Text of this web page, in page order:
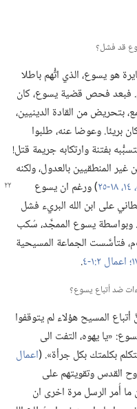
هو يسوع،‏ الذي اتُّهم باطلا
فبعد فحص قضية يسوع،‏ كان
بتحريض من القادة الدينيين،‏
وعوضا عنه،‏ طلبوا
بفتنة وارتكابه جريمة قتل!‏
المنطقيين بالعدول،‏ ولكنه
‏)‏ ورغم ان يسوع
على ابن الله البريء فشل
وبواسطة يسوع الممجَّد،‏ سُكب
القدس في يوم الخمسين سنة ٣٣ ب‌م،‏ فتأسَّست الجماعة المسيحية
اعمال ٢:‏١-‏٤ ‏.‏
المسيح هؤلاء لم يتوقفوا
«يا يهوه،‏ التفت الى
بكلمتك بكل جرأة».‏ (‏اعمال
القدس وتقويتهم على
أُمر الرسل مرة اخرى ان